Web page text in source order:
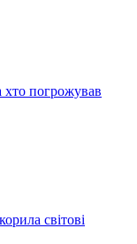
погрожував
світові